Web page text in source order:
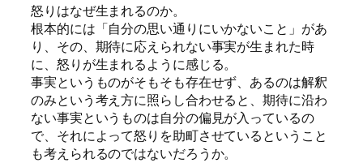
怒りはなぜ生まれるのか。
根本的には「自分の思い通りにいかないこと」があ
り、その、期待に応えられない事実が生まれた時
に、怒りが生まれるように感じる。
事実というものがそもそも存在せず、あるのは解釈
のみという考え方に照らし合わせると、期待に沿わ
ない事実というものは自分の偏見が入っているの
で、それによって怒りを助町させているということ
も考えられるのではないだろうか。